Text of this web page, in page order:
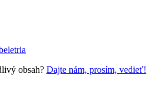
obsah? Dajte nám, prosím, vedieť!